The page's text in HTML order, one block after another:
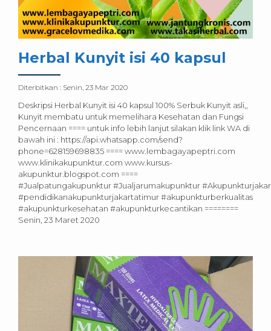
Herbal Kunyit isi 40 kapsul
Diterbitkan : Senin, 23 Mar 2020
Deskripsi Herbal Kunyit isi 40 kapsul 100% Serbuk Kunyit asli,,
Kunyit membatu untuk memelihara Kesehatan dan Fungsi
Pencernaan ==== untuk info lebih lanjut silakan klik link WA di
bawah ini : https://api.whatsapp.com/send?
phone=628159698835 ==== www.lembagayapeptri.com
www.klinikakupunktur.com www.kursus-
akupunktur.blogspot.com ====
#Jualpatungakupunktur #Jualjarumakupunktur
#pendidikanakupunkturjakartatimur #akupunkturberkualitas
#akupunkturkesehatan #akupunkturkecantikan ========
Senin, 23 Maret 2020